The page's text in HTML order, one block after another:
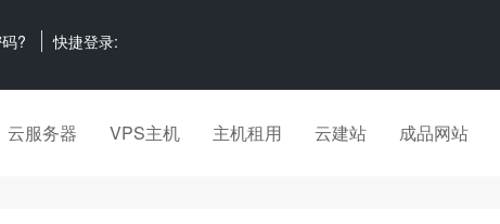
? 快捷登录:
云服务器 VPS主机 主机租用 云建站 成品网站